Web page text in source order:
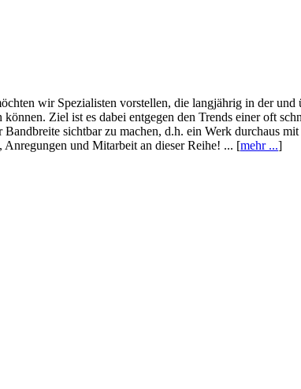
wir Spezialisten vorstellen, die langjährig in der
Ziel ist es dabei entgegen den Trends einer oft
sichtbar zu machen, d.h. ein Werk durchaus
und Mitarbeit an dieser Reihe! ... [mehr ...]